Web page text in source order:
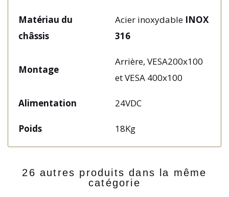
Matériau du
châssis
Acier inoxydable INOX
316
Montage
Arrière, VESA200x100
et VESA 400x100
Alimentation 24VDC
Poids 18Kg
26 autres produits dans la même
catégorie